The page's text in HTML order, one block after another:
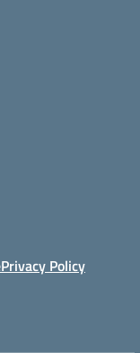
Privacy Policy